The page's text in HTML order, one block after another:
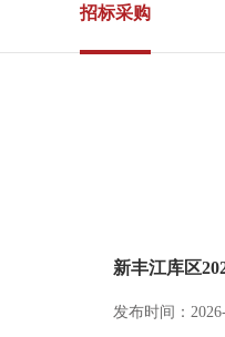
招标采购
新丰江库区
发布时间：